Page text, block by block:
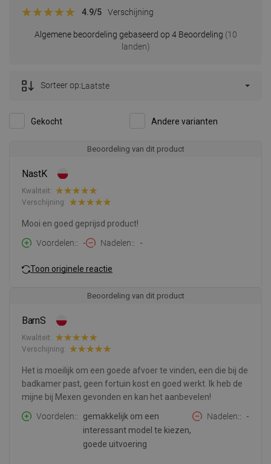
Algemene beoordeling gebaseerd op 4 Beoordeling (10
landen)
4.9/5 Verschijning
Gekocht Andere varianten
Sorteer op:Laatste
Beoordeling van dit product
NastK
Kwaliteit:
Verschijning:
Mooi en goed geprijsd product!
Voordelen:
- Nadelen: -
Toon originele reactie
Beoordeling van dit product
BarnS
Kwaliteit:
Verschijning:
Het is moeilijk om een goede afvoer te vinden, een die bij de
badkamer past, geen fortuin kost en goed werkt. Ik heb de
mijne bij Mexen gevonden en kan het aanbevelen!
Voordelen:
gemakkelijk om een
interessant model te kiezen,
goede uitvoering
Nadelen: -